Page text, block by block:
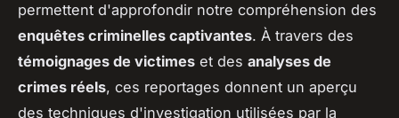
permettent d'approfondir notre compréhension des
enquêtes criminelles captivantes. À travers des
témoignages de victimes et des analyses de
crimes réels, ces reportages donnent un aperçu
des techniques d'investigation utilisées par la